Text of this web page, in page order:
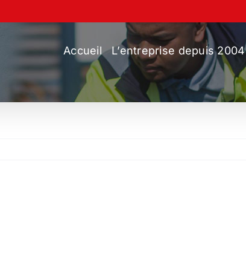
Accueil L’entreprise depuis 2004